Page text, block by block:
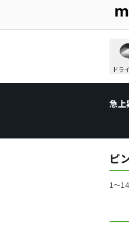
ドラ
急上
ピ
1〜